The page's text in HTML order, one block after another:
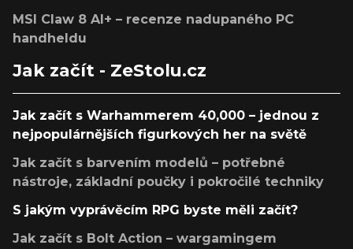
MSI Claw 8 AI+ – recenze nadupaného PC
handheldu
Jak začít - ZeStolu.cz
Jak začít s Warhammerem 40,000 – jednou z
nejpopulárnějších figurkových her na světě
Jak začít s barvením modelů – potřebné
nástroje, základní poučky i pokročilé techniky
S jakým vyprávěcím RPG byste měli začít?
Jak začít s Bolt Action – wargamingem